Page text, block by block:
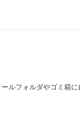
ルフォルダやゴミ箱